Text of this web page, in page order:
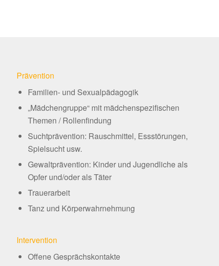
Prävention
Familien- und Sexualpädagogik
„Mädchengruppe“ mit mädchenspezifischen
Themen / Rollenfindung
Suchtprävention: Rauschmittel, Essstörungen,
Spielsucht usw.
Gewaltprävention: Kinder und Jugendliche als
Opfer und/oder als Täter
Trauerarbeit
Tanz und Körperwahrnehmung
Intervention
Offene Gesprächskontakte